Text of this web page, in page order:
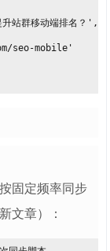
站群移动端排名？',
seo-mobile'
固定频率同步
文章）：